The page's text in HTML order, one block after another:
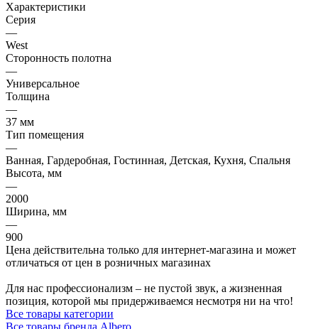
Характеристики
Серия
—
West
Сторонность полотна
—
Универсальное
Толщина
—
37 мм
Тип помещения
—
Ванная, Гардеробная, Гостинная, Детская, Кухня, Спальня
Высота, мм
—
2000
Ширина, мм
—
900
Цена действительна только для интернет-магазина и может
отличаться от цен в розничных магазинах
Для нас профессионализм – не пустой звук, а жизненная
позиция, которой мы придерживаемся несмотря ни на что!
Все товары категории
Все товары бренда Albero